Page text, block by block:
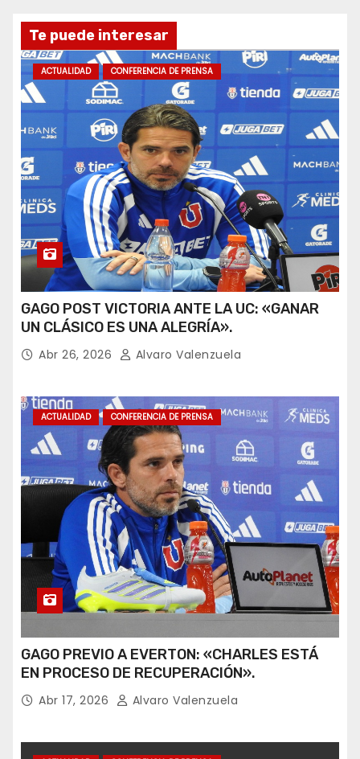
Te puede interesar
ACTUALIDAD CONFERENCIA DE PRENSA
GAGO POST VICTORIA ANTE LA UC: «GANAR
UN CLÁSICO ES UNA ALEGRÍA».
Abr 26, 2026 Alvaro Valenzuela
ACTUALIDAD CONFERENCIA DE PRENSA
GAGO PREVIO A EVERTON: «CHARLES ESTÁ
EN PROCESO DE RECUPERACIÓN».
Abr 17, 2026 Alvaro Valenzuela